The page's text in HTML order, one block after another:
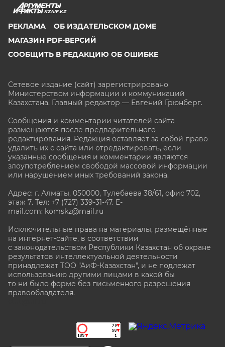
KZAIF.KZ
РЕКЛАМА
ОБ ИЗДАТЕЛЬСКОМ ДОМЕ
МАГАЗИН PDF-ВЕРСИЙ
СООБЩИТЬ В РЕДАКЦИЮ ОБ ОШИБКЕ
Сетевое издание (сайт) зарегистрировано
Министерством информации и коммуникаций
Казахстана. Главный редактор — Евгений Грюнберг.
Сообщения и комментарии читателей сайта
размещаются после предварительного
редактирования. Редакция оставляет за собой право
удалить их с сайта или отредактировать, если
указанные сообщения и комментарии являются
злоупотреблением свободой массовой информации
или нарушением иных требований закона.
Адрес: г. Алматы, 050000, Тулебаева 38/61, офис 702,
этаж 7. Тел: +7 (727) 339-31-47. E-
mail.com: komskz@mail.ru
Исключительные права на материалы, размещённые
на интернет-сайте, в соответствии
с законодательством Республики Казахстан об охране
результатов интеллектуальной деятельности
принадлежат ТОО "АиФ-Казахстан", и не подлежат
использованию другими лицами в какой бы
то ни было форме без письменного разрешения
правообладателя.